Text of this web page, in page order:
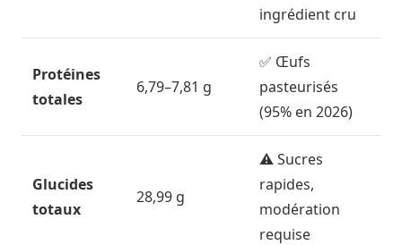
ingrédient cru
Protéines
totales
6,79–7,81 g
✅ Œufs
pasteurisés
(95% en 2026)
Glucides
totaux
28,99 g
⚠️ Sucres
rapides,
modération
requise